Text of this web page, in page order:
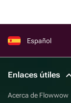
Español
Enlaces útiles
Acerca de Flowwow